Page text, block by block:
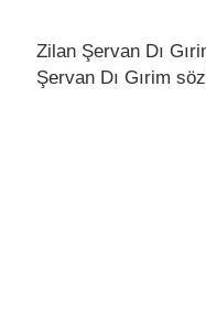
Zilan Şervan Dı
Şervan Dı Gırim